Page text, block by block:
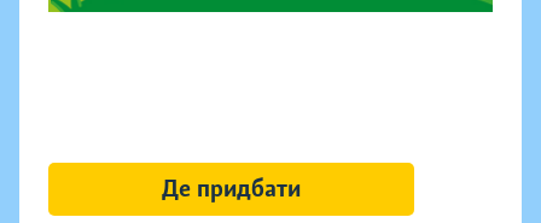
Де придбати